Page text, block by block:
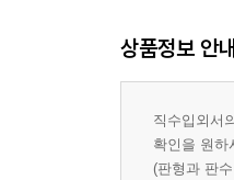
상품정보 안
직수입외서
확인을 원하
(판형과 판